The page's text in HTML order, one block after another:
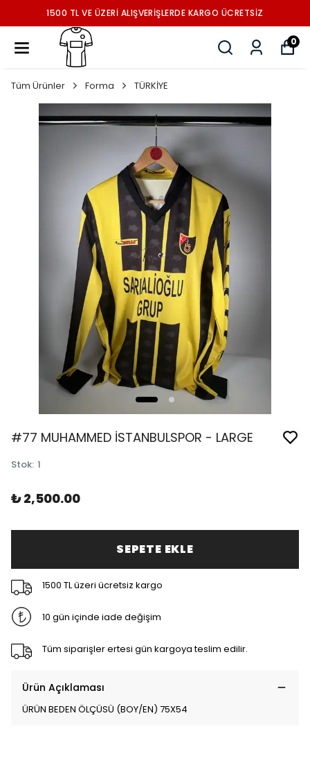
1500 TL VE ÜZERİ ALIŞVERİŞLERDE KARGO ÜCRETSİZ
0
Tüm Ürünler Forma TÜRKİYE
#77 MUHAMMED İSTANBULSPOR - LARGE
Stok: 1
₺ 2,500.00
SEPETE EKLE
1500 TL üzeri ücretsiz kargo
10 gün içinde iade değişim
Tüm siparişler ertesi gün kargoya teslim edilir.
Ürün Açıklaması
ÜRÜN BEDEN ÖLÇÜSÜ (BOY/EN) 75X54